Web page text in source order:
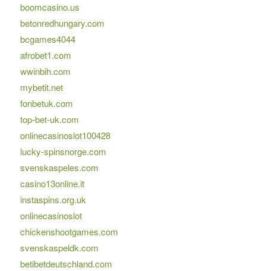
boomcasino.us
betonredhungary.com
bcgames4044
afrobet1.com
wwinbih.com
mybetit.net
fonbetuk.com
top-bet-uk.com
onlinecasinoslot100428
lucky-spinsnorge.com
svenskaspeles.com
casino13online.it
instaspins.org.uk
onlinecasinoslot
chickenshootgames.com
svenskaspeldk.com
betibetdeutschland.com